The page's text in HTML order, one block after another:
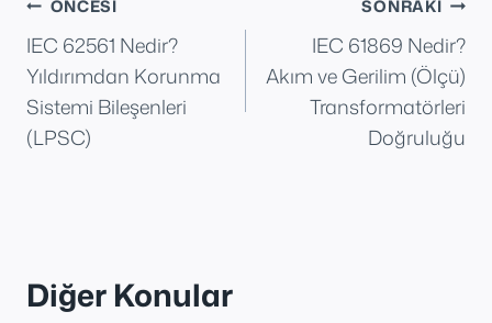
Yazı
gezinmesi
ÖNCESI
IEC 62561 Nedir?
Yıldırımdan Korunma
Sistemi Bileşenleri
(LPSC)
SONRAKI
IEC 61869 Nedir?
Akım ve Gerilim (Ölçü)
Transformatörleri
Doğruluğu
Diğer Konular